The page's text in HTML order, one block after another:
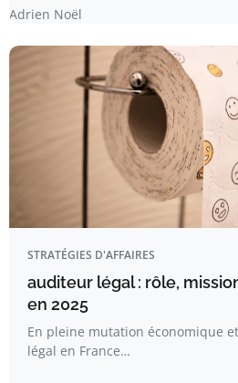
Adrien Noël
STRATÉGIES D'AFFAIRES
auditeur légal : rôle,
en 2025
En pleine mutation économique
légal en France…